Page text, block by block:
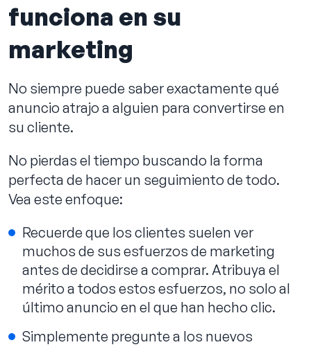
funciona en su
marketing
No siempre puede saber exactamente qué
anuncio atrajo a alguien para convertirse en
su cliente.
No pierdas el tiempo buscando la forma
perfecta de hacer un seguimiento de todo.
Vea este enfoque:
Recuerde que los clientes suelen ver
muchos de sus esfuerzos de marketing
antes de decidirse a comprar. Atribuya el
mérito a todos estos esfuerzos, no solo al
último anuncio en el que han hecho clic.
Simplemente pregunte a los nuevos